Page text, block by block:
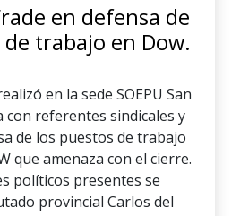
en defensa de
trabajo en Dow.
en la sede SOEPU San
con referentes sindicales y
de los puestos de trabajo
que amenaza con el cierre.
políticos presentes se
provincial Carlos del